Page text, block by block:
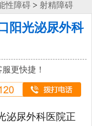
性障碍> 射精障碍
阳光泌尿外科
更快捷！
泌尿外科医院正